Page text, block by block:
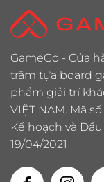
GameGo - Cửa
trăm tựa board
phẩm giải trí
VIỆT NAM. Mã
Kế hoạch và
19/04/2021